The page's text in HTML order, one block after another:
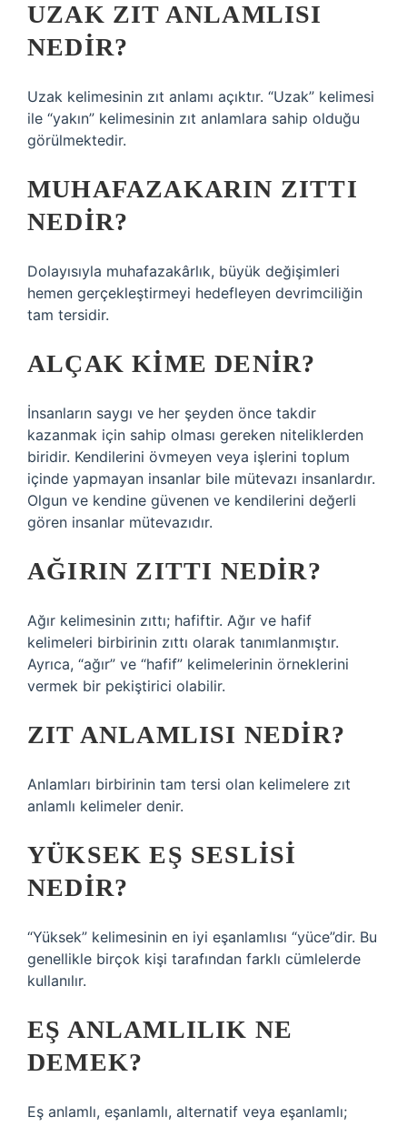
UZAK ZIT ANLAMLISI
NEDIR?
Uzak kelimesinin zıt anlamı açıktır. “Uzak” kelimesi
ile “yakın” kelimesinin zıt anlamlara sahip olduğu
görülmektedir.
MUHAFAZAKARIN ZITTI
NEDIR?
Dolayısıyla muhafazakârlık, büyük değişimleri
hemen gerçekleştirmeyi hedefleyen devrimciliğin
tam tersidir.
ALÇAK KIME DENIR?
İnsanların saygı ve her şeyden önce takdir
kazanmak için sahip olması gereken niteliklerden
biridir. Kendilerini övmeyen veya işlerini toplum
içinde yapmayan insanlar bile mütevazı insanlardır.
Olgun ve kendine güvenen ve kendilerini değerli
gören insanlar mütevazıdır.
AĞIRIN ZITTI NEDIR?
Ağır kelimesinin zıttı; hafiftir. Ağır ve hafif
kelimeleri birbirinin zıttı olarak tanımlanmıştır.
Ayrıca, “ağır” ve “hafif” kelimelerinin örneklerini
vermek bir pekiştirici olabilir.
ZIT ANLAMLISI NEDIR?
Anlamları birbirinin tam tersi olan kelimelere zıt
anlamlı kelimeler denir.
YÜKSEK EŞ SESLISI
NEDIR?
“Yüksek” kelimesinin en iyi eşanlamlısı “yüce”dir. Bu
genellikle birçok kişi tarafından farklı cümlelerde
kullanılır.
EŞ ANLAMLILIK NE
DEMEK?
Eş anlamlı, eşanlamlı, alternatif veya eşanlamlı;